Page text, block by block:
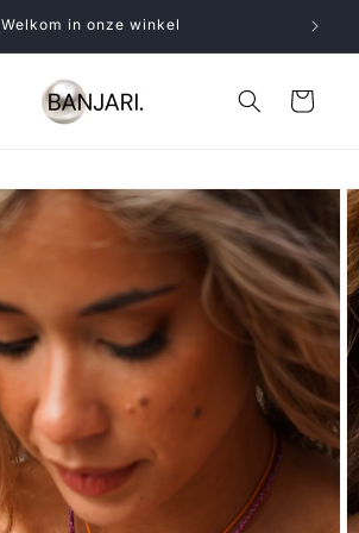
Welkom in onze winkel
Winkelwagen